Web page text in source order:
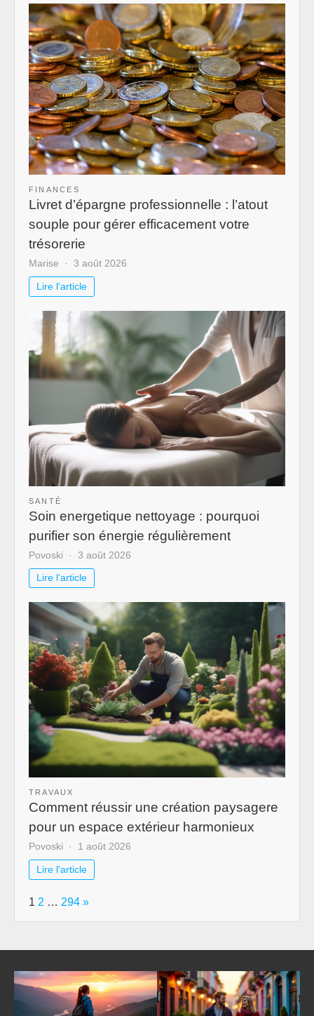
FINANCES
Livret d’épargne professionnelle : l’atout
souple pour gérer efficacement votre
trésorerie
Marise 3 août 2026
Lire l'article
SANTÉ
Soin energetique nettoyage : pourquoi
purifier son énergie régulièrement
Povoski 3 août 2026
Lire l'article
TRAVAUX
Comment réussir une création paysagere
pour un espace extérieur harmonieux
Povoski 1 août 2026
Lire l'article
Page:
1 2 … 294 Next
»